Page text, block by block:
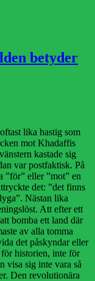
betyder
lika hastig som
mot Khadaffis
kastade sig
var postfaktisk. På
”för” eller ”mot” en
det: ”det finns
Nästan lika
Att efter ett
bomba ett land där
av alla tomma
det påskyndar eller
historien, inte för
visa sig inte vara så
Den revolutionära